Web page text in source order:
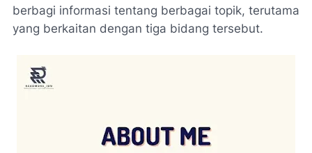
berbagi informasi tentang berbagai topik, terutama
yang berkaitan dengan tiga bidang tersebut.